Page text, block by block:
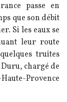
passe en
que son débit
Si les eaux se
leur route
truites
chargé de
Provence